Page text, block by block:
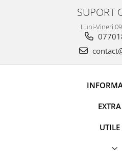
SUPORT
Luni-Vineri
EXTRA
UTILE